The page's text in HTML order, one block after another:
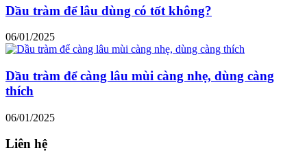
Dầu tràm để lâu dùng có tốt không?
06/01/2025
Dầu tràm để càng lâu mùi càng nhẹ, dùng càng
thích
06/01/2025
Liên hệ